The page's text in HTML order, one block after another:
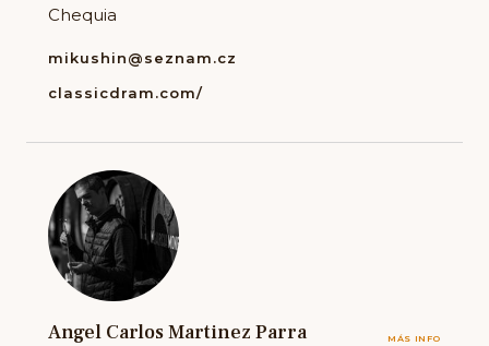
Chequia
mikushin@seznam.cz
classicdram.com/
Angel Carlos Martinez Parra MÁS INFO